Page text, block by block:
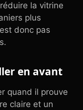
la vitrine
plus
donc pas
en avant
quand il prouve
claire et un